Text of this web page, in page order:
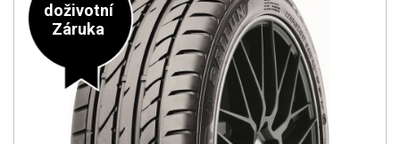
doživotní
Záruka